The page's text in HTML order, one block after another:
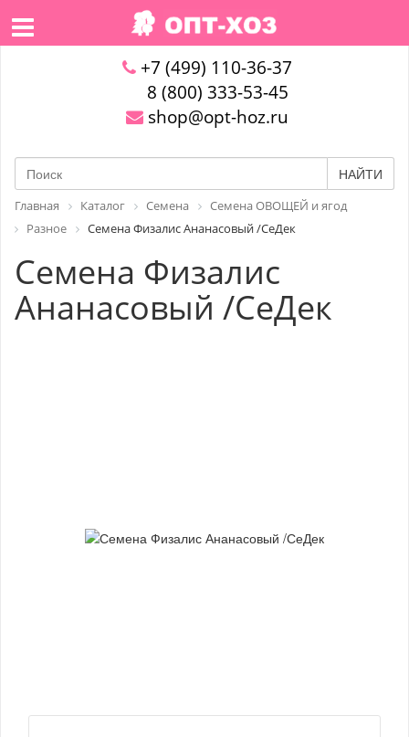
+7 (499) 110-36-37
8 (800) 333-53-45
shop@opt-hoz.ru
НАЙТИ
Главная Каталог Семена
Семена ОВОЩЕЙ и ягод
Разное
Семена Физалис Ананасовый /СеДек
Семена Физалис
Ананасовый /СеДек